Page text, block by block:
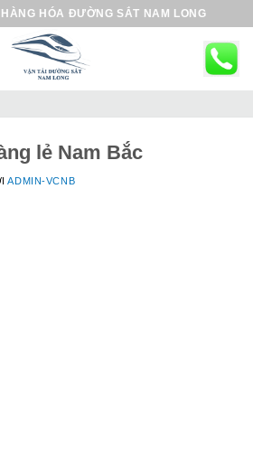
HÓA ĐƯỜNG SẮT NAM LONG
lẻ Nam Bắc
ADMIN-VCNB